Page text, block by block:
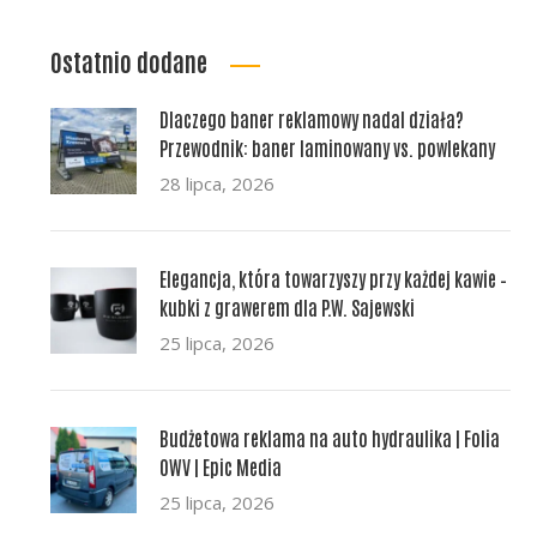
Ostatnio dodane
Dlaczego baner reklamowy nadal działa?
Przewodnik: baner laminowany vs. powlekany
28 lipca, 2026
Elegancja, która towarzyszy przy każdej kawie –
kubki z grawerem dla P.W. Sajewski
25 lipca, 2026
Budżetowa reklama na auto hydraulika | Folia
OWV | Epic Media
25 lipca, 2026